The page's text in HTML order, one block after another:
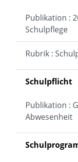
Publikation :
Schulpflege
Rubrik :
Schulpflicht
Publikation :
Abwesenheit